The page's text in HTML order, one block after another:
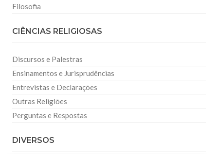
Filosofia
CIÊNCIAS RELIGIOSAS
Discursos e Palestras
Ensinamentos e Jurisprudências
Entrevistas e Declarações
Outras Religiões
Perguntas e Respostas
DIVERSOS